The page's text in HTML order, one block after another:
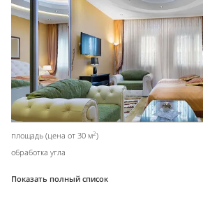
площадь (цена от 30 м2)
обработка угла
Показать полный список